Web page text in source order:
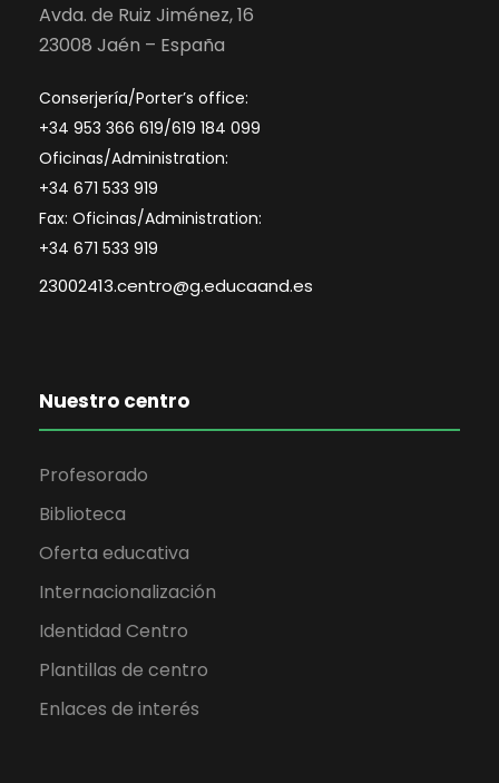
Avda. de Ruiz Jiménez, 16
23008 Jaén – España
Conserjería/Porter’s office:
+34 953 366 619/619 184 099
Oficinas/Administration:
+34 671 533 919
Fax: Oficinas/Administration:
+34 671 533 919
23002413.centro@g.educaand.es
Nuestro centro
Profesorado
Biblioteca
Oferta educativa
Internacionalización
Identidad Centro
Plantillas de centro
Enlaces de interés